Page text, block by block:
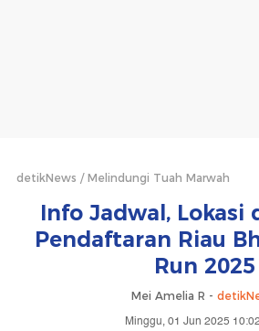
detikNews Melindungi Tuah Marwah
Info Jadwal, Lokasi
Pendaftaran Riau
Run 2025
Mei Amelia R -
Minggu, 01 Jun 2025